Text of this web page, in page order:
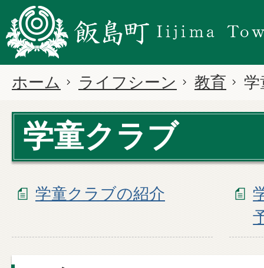
ホーム ライフシーン 教育 学
学童クラブ
学童クラブの紹介